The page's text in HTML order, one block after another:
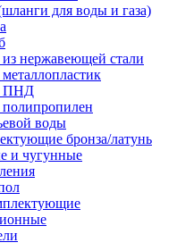
для воды и газа)
нержавеющей стали
ПНД
воды
бронза/латунь
и чугунные